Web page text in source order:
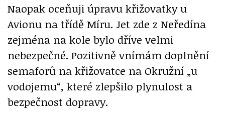
Naopak oceňuji úpravu křižovatky u
Avionu na třídě Míru. Jet zde z Neředína
zejména na kole bylo dříve velmi
nebezpečné. Pozitivně vnímám doplnění
semaforů na křižovatce na Okružní „u
vodojemu“, které zlepšilo plynulost a
bezpečnost dopravy.